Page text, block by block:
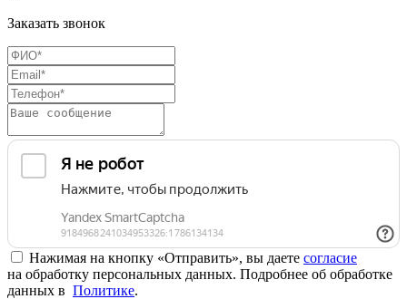
Заказать звонок
Нажимая на кнопку «Отправить», вы даете согласие
на обработку персональных данных. Подробнее об обработке
данных в Политике.